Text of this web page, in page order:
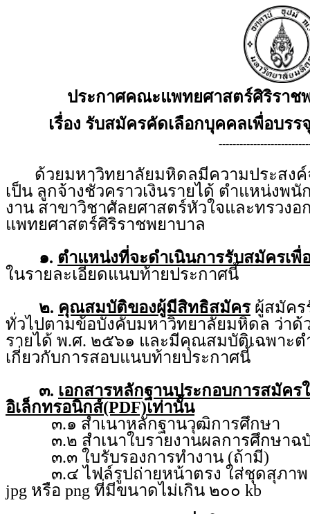
ประกาศคณะแพทยศาสตร์ศิริราช
เรื่อง รับสมัครคัดเลือกบุคคลเพื่อบรร
ด้วยมหาวิทยาลัยมหิดลมีความประสงค์
เป็น ลูกจ้างชั่วคราวเงินรายได้ ตำแหน่งพ
งาน สาขาวิชาศัลยศาสตร์หัวใจและทรวง
แพทยศาสตร์ศิริราชพยาบาล
๑. ตำแหน่งที่จะดำเนินการรับสมัครเพื่
ในรายละเอียดแนบท้ายประกาศนี้
๒. คุณสมบัติของผู้มีสิทธิสมัครผู้สมัคร
ทั่วไปตามข้อบังคับมหาวิทยาลัยมหิดล ว่าด้
รายได้ พ.ศ. ๒๕๖๑ และมีคุณสมบัติเฉพาะต
เกี่ยวกับการสอบแนบท้ายประกาศนี้
๓. เอกสารหลักฐานประกอบการสมัค
อิเล็กทรอนิกส์(PDF)เท่านั้น
๓.๑ สำเนาหลักฐานวุฒิการศึกษา
๓.๒ สำเนาใบรายงานผลการศึกษาฉ
๓.๓ ใบรับรองการทำงาน (ถ้ามี)
๓.๔ ไฟล์รูปถ่ายหน้าตรง ใส่ชุดสุภาพ ถ่
jpg หรือ png ที่มีขนาดไม่เกิน ๒๐๐ kb